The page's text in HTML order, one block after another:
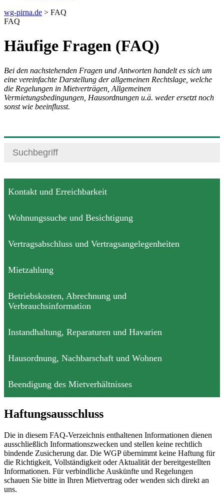
wg-pirna.de > FAQ
FAQ
Häufige Fragen (FAQ)
Bei den nachstehenden Fragen und Antworten handelt es sich um
eine vereinfachte Darstellung der allgemeinen Rechtslage, welche
die Regelungen in Mietverträgen, Allgemeinen
Vermietungsbedingungen, Hausordnungen u.ä. weder ersetzt noch
sonst wie beeinflusst.
Kontakt und Erreichbarkeit
Wohnungssuche und Besichtigung
Vertragsabschluss und Vertragsangelegenheiten
Mietzahlung
Betriebskosten, Abrechnung und
Verbrauchsinformation
Instandhaltung, Reparaturen und Havarien
Hausordnung, Nachbarschaft und Wohnen
Beendigung des Mietverhältnisses
Haftungsausschluss
Die in diesem FAQ-Verzeichnis enthaltenen Informationen dienen
ausschließlich Informationszwecken und stellen keine rechtlich
bindende Zusicherung dar. Die WGP übernimmt keine Haftung für
die Richtigkeit, Vollständigkeit oder Aktualität der bereitgestellten
Informationen. Für verbindliche Auskünfte und Regelungen
schauen Sie bitte in Ihren Mietvertrag oder wenden sich direkt an
uns.